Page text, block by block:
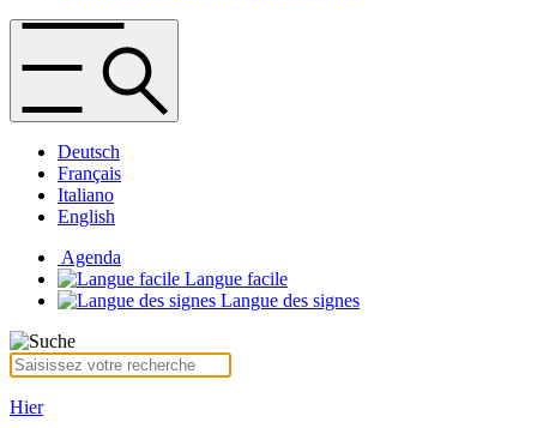
Deutsch
Français
Italiano
English
Agenda
Langue facile
Langue des signes
Hier